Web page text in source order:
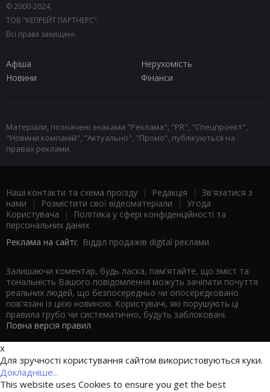
© 2000-2024,
ТОВ "КЕПРЕЙТ ПАРТНЕРС".
Всі права захищені.
Афіша
Нерухомість
Новини
Фінанси
Матеріали, позначені знаками "Реклама", "PR", "Спецпроект",
"Новини компаній", "Актуально", "Промо", публікуються на
правах реклами.
Наші контакти та схема проїзду | Редакція | Зв'язатися з
нами | Розмістити свої відеоматеріали | Угода
Користувача |
Політика у сфері конфіденційності та
персональних даних
Реклама на сайті: Відділ продажів digital реклами
Залишаючи коментар, будь ласка, пам'ятайте, що зміст та
тональність Вашого повідомлення можуть зачіпати почуття
реальних людей, що безпосередньо чи опосередковано
пов'язані із цією новиною. Користувачі, які порушують ці
правила грубо чи систематично, будуть заблоковані.
Повна версія правил
x
Для зручності користування сайтом використовуються куки.
Докладніше...
This website uses Cookies to ensure you get the best